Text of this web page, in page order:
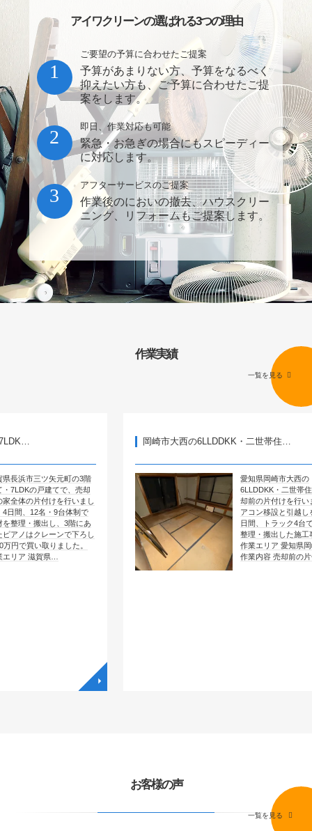
アイワクリーンの選ばれる3つの理由
ご要望の予算に合わせたご提案
予算があまりない方、予算をなるべく
抑えたい方も、ご予算に合わせたご提
案をします。
1
即日、作業対応も可能
緊急・お急ぎの場合にもスピーディー
に対応します。
2
アフターサービスのご提案
作業後のにおいの撤去、ハウスクリー
ニング、リフォームもご提案します。
3
作業実績
一覧を見る
元町の3階
てで、売却
を行いまし
9台体制で
、3階にあ
ンで下ろし
ました。
…
岡崎市大西の6LLDDKK・二世帯住…
愛知県岡崎市大西の
6LLDDKK・二世帯住宅で、売
却前の片付けを行いました。エ
アコン移設と引越しを含めて4
日間、トラック4台で全部屋を
整理・搬出した施工事例です。
作業エリア 愛知県岡崎市大西
作業内容 売却前の片付け …
お客様の声
一覧を見る